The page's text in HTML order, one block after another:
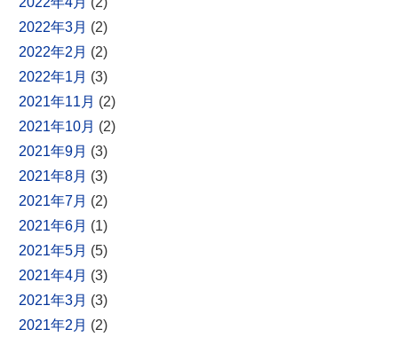
2022年3月 (2)
2022年2月 (2)
2022年1月 (3)
2021年11月 (2)
2021年10月 (2)
2021年9月 (3)
2021年8月 (3)
2021年7月 (2)
2021年6月 (1)
2021年5月 (5)
2021年4月 (3)
2021年3月 (3)
2021年2月 (2)